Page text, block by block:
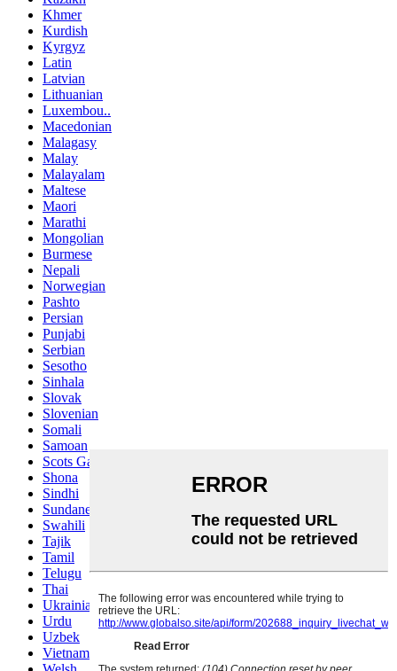
Khmer
Kurdish
Kyrgyz
Latin
Latvian
Lithuanian
Luxembou..
Macedonian
Malagasy
Malay
Malayalam
Maltese
Maori
Marathi
Mongolian
Burmese
Nepali
Norwegian
Pashto
Persian
Punjabi
Serbian
Sesotho
Sinhala
Slovak
Slovenian
Somali
Samoan
Scots Gaelic
Shona
Sindhi
Sundanese
Swahili
Tajik
Tamil
Telugu
Thai
Ukrainian
Urdu
Uzbek
Vietnamese